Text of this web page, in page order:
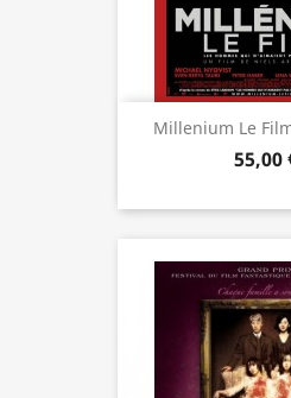
Millenium Le
55,00